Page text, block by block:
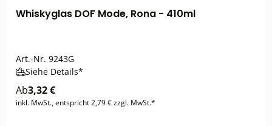
Whiskyglas DOF Mode, Rona - 410ml
Art.-Nr. 9243G
Siehe Details*
Ab3,32 €
inkl. MwSt., entspricht 2,79 € zzgl. MwSt.*